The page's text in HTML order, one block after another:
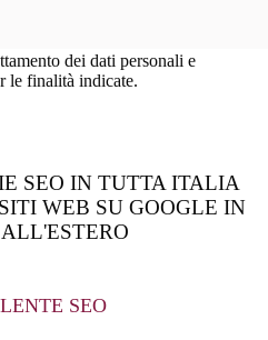
dei dati personali e
le finalità indicate.
SEO IN TUTTA ITALIA
WEB SU GOOGLE IN
SEO